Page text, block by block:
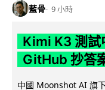
藍骨 9 小時
Kimi K3 測
GitHub 抄答
中國 Moonshot AI 旗